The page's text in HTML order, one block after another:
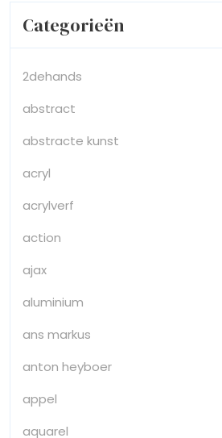
Categorieën
2dehands
abstract
abstracte kunst
acryl
acrylverf
action
ajax
aluminium
ans markus
anton heyboer
appel
aquarel